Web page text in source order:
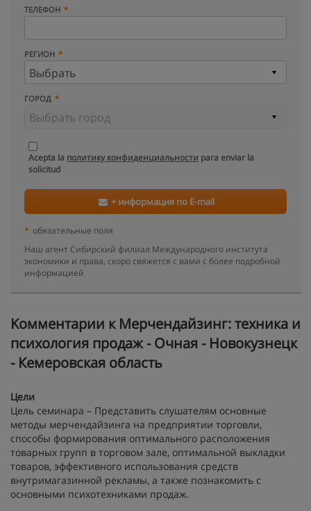
ТЕЛЕФОН
РЕГИОН
ГОРОД
Acepta la политику конфиденциальности para enviar la
solicitud
+ информация по E-mail
* обязательные поля
Наш агент Сибирский филиал Международного института
экономики и права, скоро свяжется с вами с более подробной
информацией
Kомментарии к Мерчендайзинг: техника и
психология продаж - Очная - Новокузнецк
- Кемеровская область
Цели
Цель семинара – Представить слушателям основные
методы мерчендайзинга на предприятии торговли,
способы формирования оптимального расположения
товарных групп в торговом зале, оптимальной выкладки
товаров, эффективного использования средств
внутримагазинной рекламы, а также познакомить с
основными психотехниками продаж.